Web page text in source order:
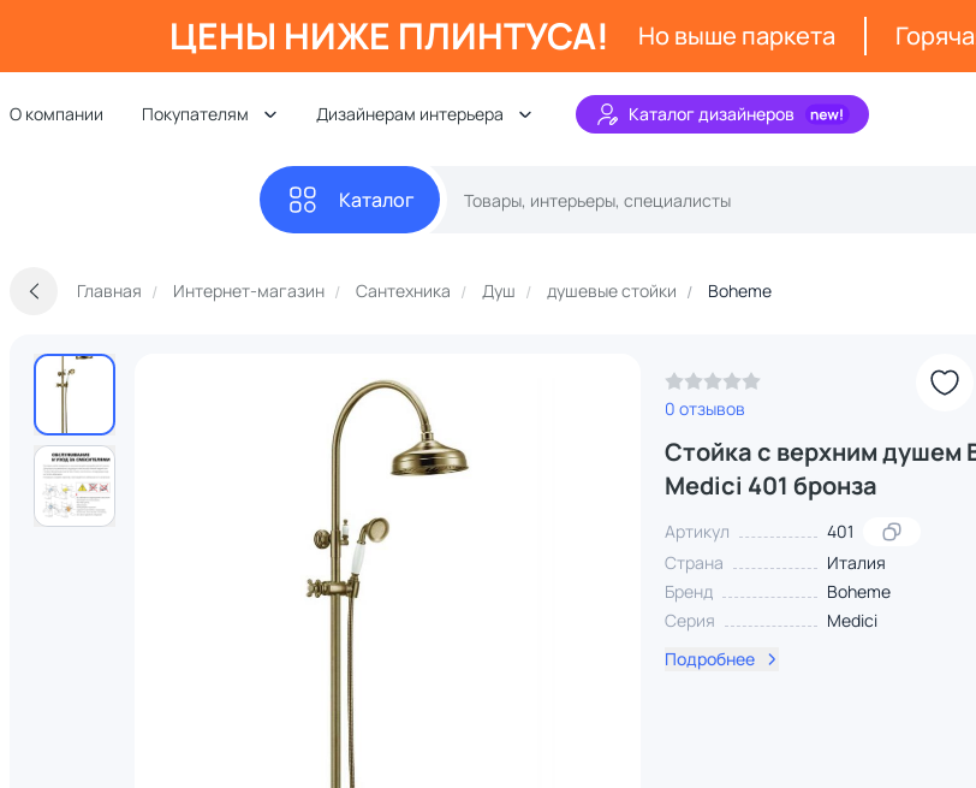
ЦЕНЫ НИЖЕ ПЛИНТУСА! Но выше паркета
О компании Покупателям Дизайнерам интерьера Каталог дизайнеров
Каталог
Главная Интернет-магазин Сантехника Душ душевые стойки Boheme
0 отзывов
Стойка с верхним душем
Medici 401 бронза
Артикул
401
Страна
Италия
Бренд
Boheme
Серия
Medici
Подробнее